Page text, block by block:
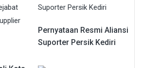
Pernyataan Resmi Aliansi
Suporter Persik Kediri